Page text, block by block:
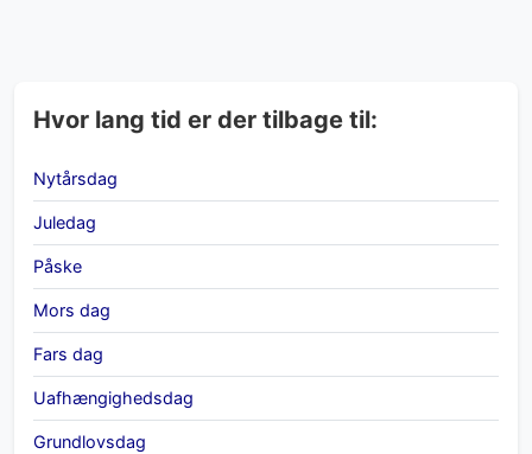
Hvor lang tid er der tilbage til:
Nytårsdag
Juledag
Påske
Mors dag
Fars dag
Uafhængighedsdag
Grundlovsdag